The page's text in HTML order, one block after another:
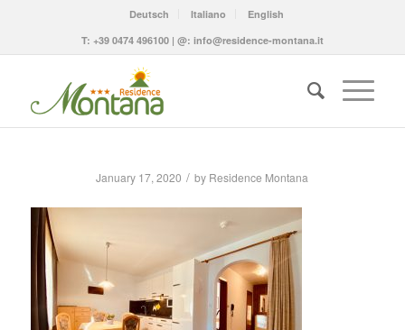
Deutsch Italiano
English
T: +39 0474 496100| @: info@residence-montana.it
January 17, 2020 / by Residence Montana